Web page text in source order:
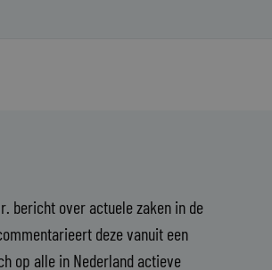
bericht over actuele zaken in de
deze vanuit een
op alle in Nederland actieve